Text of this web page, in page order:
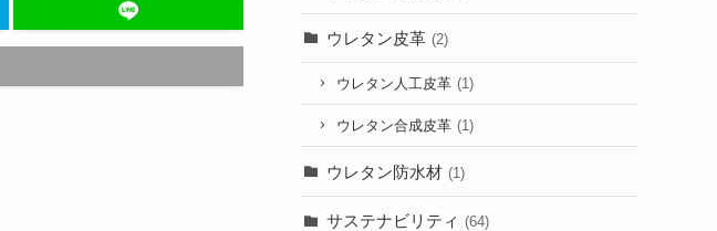
ウレタン皮革 (2)
ウレタン人工皮革 (1)
ウレタン合成皮革 (1)
ウレタン防水材 (1)
サステナビリティ (64)